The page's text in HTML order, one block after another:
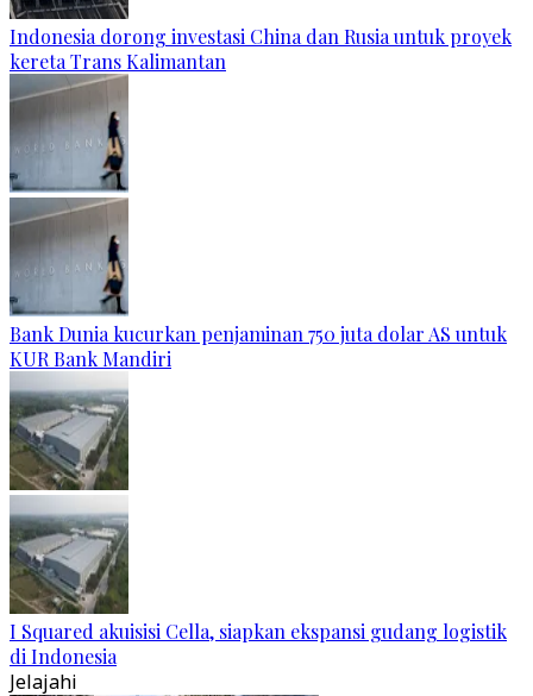
Indonesia dorong investasi China dan Rusia untuk proyek
kereta Trans Kalimantan
Bank Dunia kucurkan penjaminan 750 juta dolar AS untuk
KUR Bank Mandiri
I Squared akuisisi Cella, siapkan ekspansi gudang logistik
di Indonesia
Jelajahi